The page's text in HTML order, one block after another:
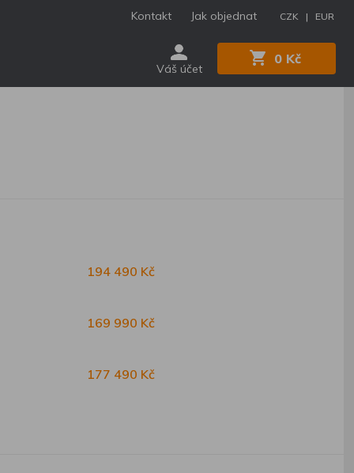
Kontakt Jak objednat CZK | EUR
Váš účet
0 Kč
194 490 Kč
169 990 Kč
177 490 Kč